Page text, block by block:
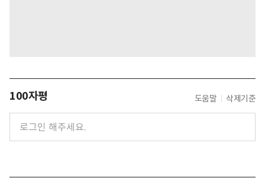
100자평 도움말 삭제기준